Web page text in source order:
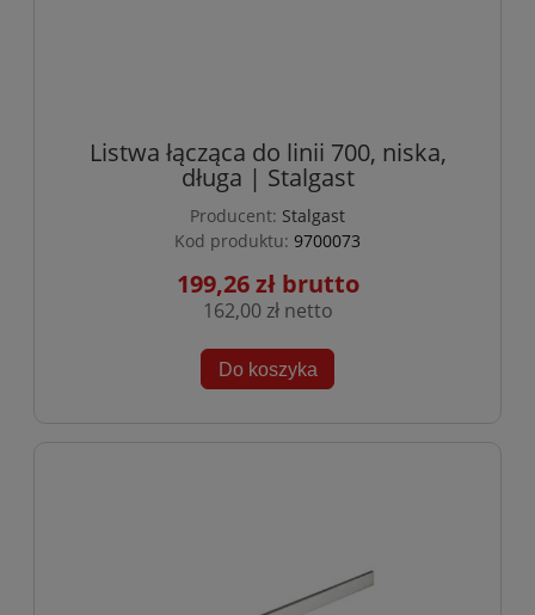
Listwa łącząca do linii 700, niska,
długa | Stalgast
Producent: Stalgast
Kod produktu: 9700073
199,26 zł
162,00 zł
Do koszyka